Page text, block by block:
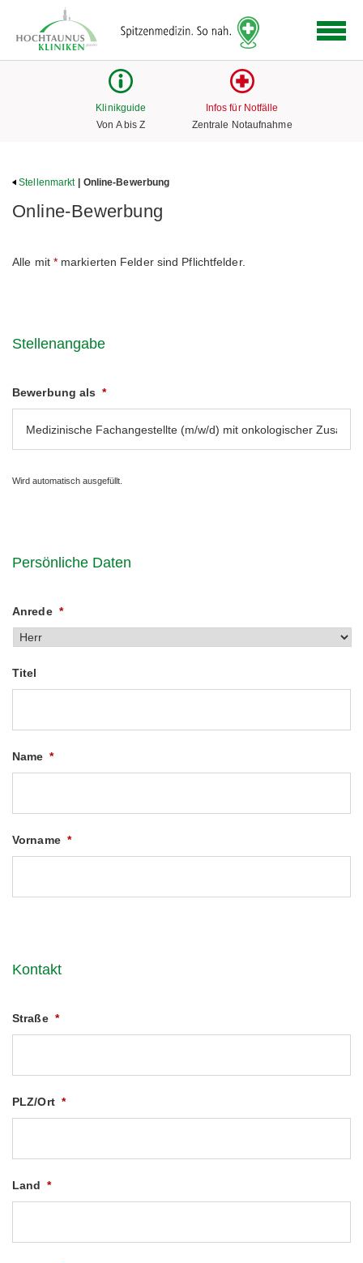
Link
zur
Klinikguide
Von A bis Z
Infos für Notfälle
Zentrale Notaufnahme
Stellenmarkt | Online-Bewerbung
Online-Bewerbung
Alle mit *markierten Felder sind Pflichtfelder.
Stellenangabe
Bewerbung als *
Wird automatisch ausgefüllt.
Persönliche Daten
Anrede *
Titel
Name *
Vorname *
Kontakt
Straße *
PLZ/Ort *
Land *